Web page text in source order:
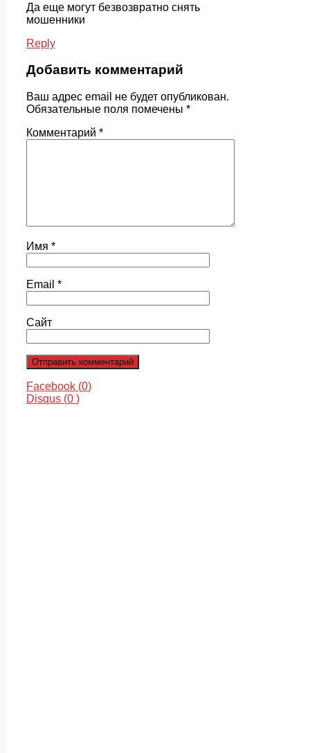
Да еще могут безвозвратно снять
мошенники
Reply
Добавить комментарий
Ваш адрес email не будет опубликован.
Обязательные поля помечены *
Комментарий *
Имя *
Email *
Сайт
Facebook (0)
Disqus (0 )